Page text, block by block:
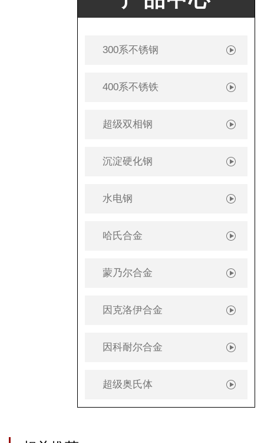
300系不锈钢
400系不锈铁
超级双相钢
沉淀硬化钢
水电钢
哈氏合金
蒙乃尔合金
因克洛伊合金
因科耐尔合金
超级奥氏体